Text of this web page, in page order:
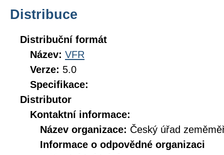
Distribuce
Distribuční formát
Název: VFR
Verze: 5.0
Specifikace:
Distributor
Kontaktní informace:
Název organizace: Český úřad
Informace o odpovědné organizaci